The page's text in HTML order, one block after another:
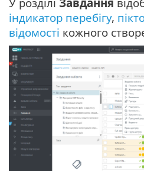
індикатор перебігу,
відомості кожного